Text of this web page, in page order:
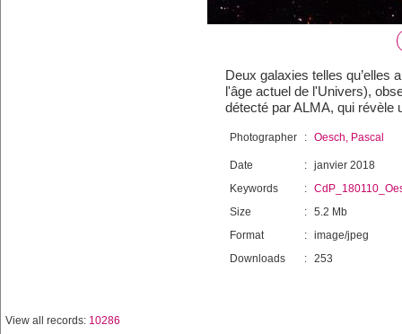
Deux galaxies telles qu’elles
l'âge actuel de l'Univers),
détecté par ALMA, qui révèle
Photographer : Oesch, Pascal
Date : janvier 2018
Keywords
:
Size
: 5.2 Mb
Format
: image/jpeg
Downloads
: 253
View all records: 10286